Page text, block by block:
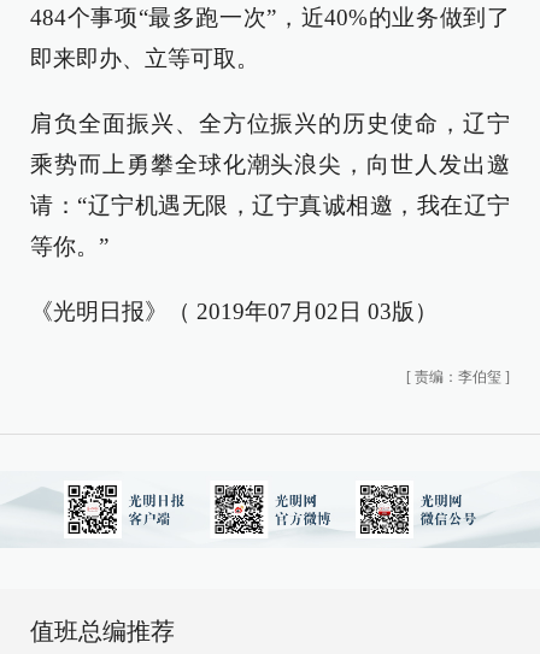
484个事项“最多跑一次”，近40%的业务做到了
即来即办、立等可取。
肩负全面振兴、全方位振兴的历史使命，辽宁
乘势而上勇攀全球化潮头浪尖，向世人发出邀
请：“辽宁机遇无限，辽宁真诚相邀，我在辽宁
等你。”
《光明日报》（ 2019年07月02日 03版）
[ 责编：李伯玺 ]
值班总编推荐